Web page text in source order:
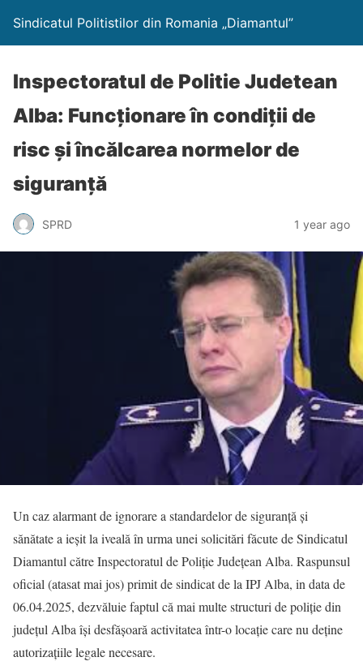
Sindicatul Politistilor din Romania „Diamantul”
Inspectoratul de Politie Judetean
Alba: Funcționare în condiții de
risc și încălcarea normelor de
siguranță
SPRD 1 year ago
Un caz alarmant de ignorare a standardelor de siguranță și
sănătate a ieșit la iveală în urma unei solicitări făcute de Sindicatul
Diamantul către Inspectoratul de Poliție Județean Alba. Raspunsul
oficial (atasat mai jos) primit de sindicat de la IPJ Alba, in data de
06.04.2025, dezvăluie faptul că mai multe structuri de poliție din
județul Alba își desfășoară activitatea într-o locație care nu deține
autorizațiile legale necesare.